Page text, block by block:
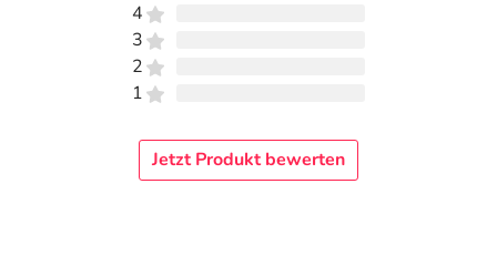
4
3
2
1
Jetzt Produkt bewerten